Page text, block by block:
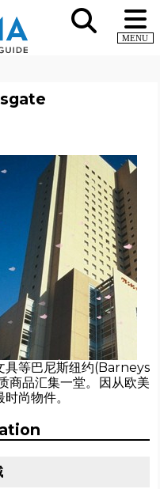
MENU
具等巴尼斯纽约(Barneys
商品汇集一堂。因从欧美
尚物件。